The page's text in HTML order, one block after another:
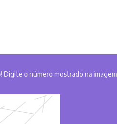
Digite o número mostrado na imagem